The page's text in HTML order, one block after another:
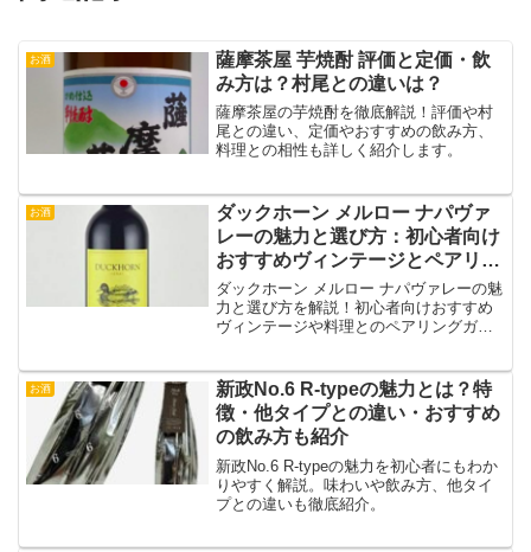
お酒
薩摩茶屋 芋焼酎 評価と定価・飲
み方は？村尾との違いは？
薩摩茶屋の芋焼酎を徹底解説！評価や村
尾との違い、定価やおすすめの飲み方、
料理との相性も詳しく紹介します。
お酒
ダックホーン メルロー ナパヴァ
レーの魅力と選び方：初心者向け
おすすめヴィンテージとペアリン
グガイド
ダックホーン メルロー ナパヴァレーの魅
力と選び方を解説！初心者向けおすすめ
ヴィンテージや料理とのペアリングガイ
お酒
新政No.6 R-typeの魅力とは？特
徴・他タイプとの違い・おすすめ
の飲み方も紹介
新政No.6 R-typeの魅力を初心者にもわか
りやすく解説。味わいや飲み方、他タイ
プとの違いも徹底紹介。